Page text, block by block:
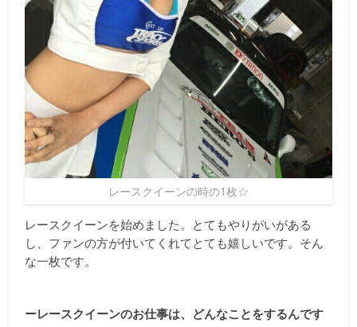
レースクイーンの時の1枚☆
レースクイーンを始めました。とてもやりがいがある
し、ファンの方が付いてくれてとても嬉しいです。そん
な一枚です。
ーレースクイーンのお仕事は、どんなことをするんです